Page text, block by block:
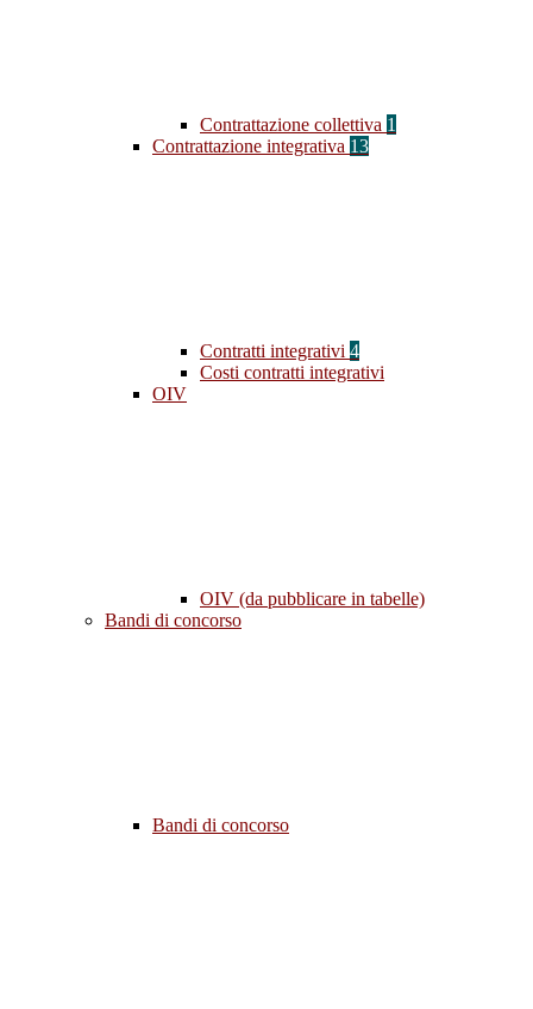
Contrattazione collettiva 1
Contrattazione integrativa 13
Contratti integrativi 4
Costi contratti integrativi
OIV
OIV (da pubblicare in tabelle)
Bandi di concorso
Bandi di concorso